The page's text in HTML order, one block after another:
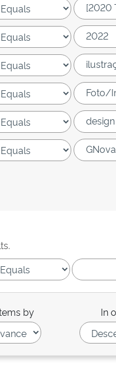
by In